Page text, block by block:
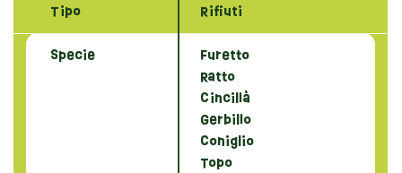
Tipo Rifiuti
Specie
Furetto
Ratto
Cincillà
Gerbillo
Coniglio
Topo